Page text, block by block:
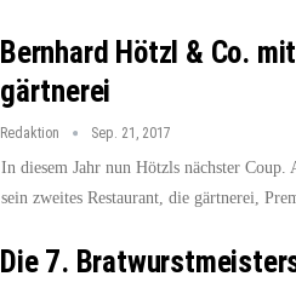
Bernhard Hötzl & Co.
gärtnerei
Redaktion Sep. 21, 2017
In diesem Jahr nun Hötzls nächster
sein zweites Restaurant, die gärtnerei,
Die 7.